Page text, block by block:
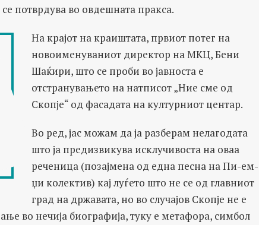
потврдува во овдешната пракса.
На крајот на краиштата, првиот потег на
новоименуваниот директор на МКЦ, Бени
Шаќири, што се проби во јавноста е
отстранувањето на натписот „Ние сме од
Скопје“ од фасадата на културниот центар.
Во ред, јас можам да ја разберам нелагодата
што ја предизвикува исклучивоста на оваа
реченица (позајмена од една песна на Пи-ем-
џи колектив) кај луѓето што не се од главниот
град на државата, но во случајов Скопје не е
во нечија биографија, туку е метафора, симбол